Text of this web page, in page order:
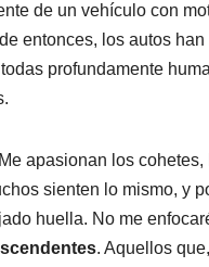
de un vehículo con
entonces, los autos
profundamente
apasionan los
sienten lo mismo, y
huella. No me
. Aquellos